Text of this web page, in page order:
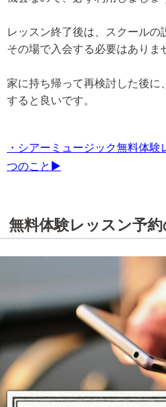
レッスン終了後は、スクール
その場で入会する必要はありま
家に持ち帰って再検討した後に
すると良いです。
・シアーミュージック無料体
つのこと▶
無料体験レッスン予